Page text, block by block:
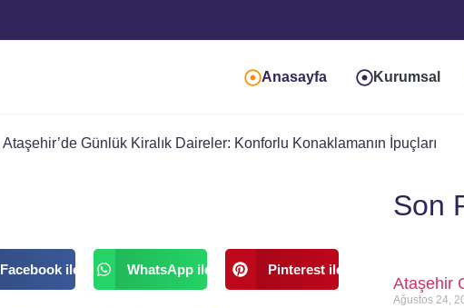
Anasayfa Kurumsal
Ataşehir’de Günlük Kiralık Daireler: Konforlu Konaklamanın İpuçları
Facebook ile WhatsApp ile Pinterest ile
Son
Ataşehir
Ağustos 24,